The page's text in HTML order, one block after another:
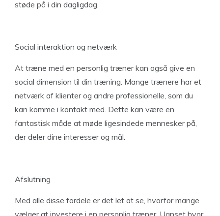
støde på i din dagligdag.
Social interaktion og netværk
At træne med en personlig træner kan også give en
social dimension til din træning. Mange trænere har et
netværk af klienter og andre professionelle, som du
kan komme i kontakt med. Dette kan være en
fantastisk måde at møde ligesindede mennesker på,
der deler dine interesser og mål.
Afslutning
Med alle disse fordele er det let at se, hvorfor mange
vælger at investere i en personlig træner. Uanset hvor